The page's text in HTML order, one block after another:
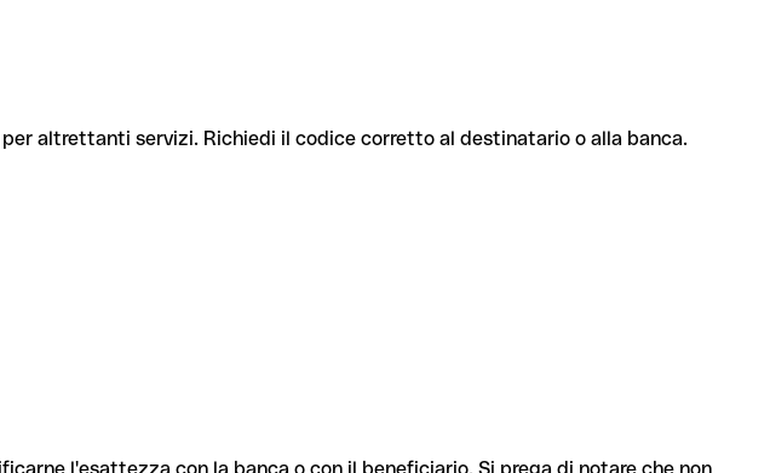
altrettanti servizi. Richiedi il codice corretto al destinatario o alla banca.
l'esattezza con la banca o con il beneficiario. Si prega di notare che non